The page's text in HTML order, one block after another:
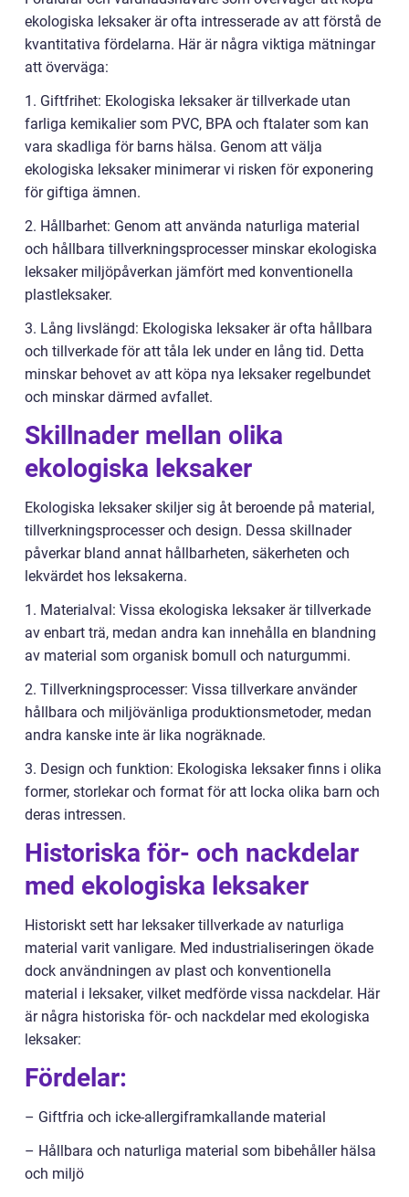
ekologiska leksaker är ofta intresserade av att förstå de
kvantitativa fördelarna. Här är några viktiga mätningar
att överväga:
1. Giftfrihet: Ekologiska leksaker är tillverkade utan
farliga kemikalier som PVC, BPA och ftalater som kan
vara skadliga för barns hälsa. Genom att välja
ekologiska leksaker minimerar vi risken för exponering
för giftiga ämnen.
2. Hållbarhet: Genom att använda naturliga material
och hållbara tillverkningsprocesser minskar ekologiska
leksaker miljöpåverkan jämfört med konventionella
plastleksaker.
3. Lång livslängd: Ekologiska leksaker är ofta hållbara
och tillverkade för att tåla lek under en lång tid. Detta
minskar behovet av att köpa nya leksaker regelbundet
och minskar därmed avfallet.
Skillnader mellan olika
ekologiska leksaker
Ekologiska leksaker skiljer sig åt beroende på material,
tillverkningsprocesser och design. Dessa skillnader
påverkar bland annat hållbarheten, säkerheten och
lekvärdet hos leksakerna.
1. Materialval: Vissa ekologiska leksaker är tillverkade
av enbart trä, medan andra kan innehålla en blandning
av material som organisk bomull och naturgummi.
2. Tillverkningsprocesser: Vissa tillverkare använder
hållbara och miljövänliga produktionsmetoder, medan
andra kanske inte är lika nogräknade.
3. Design och funktion: Ekologiska leksaker finns i olika
former, storlekar och format för att locka olika barn och
deras intressen.
Historiska för- och nackdelar
med ekologiska leksaker
Historiskt sett har leksaker tillverkade av naturliga
material varit vanligare. Med industrialiseringen ökade
dock användningen av plast och konventionella
material i leksaker, vilket medförde vissa nackdelar. Här
är några historiska för- och nackdelar med ekologiska
leksaker:
Fördelar:
– Giftfria och icke-allergiframkallande material
– Hållbara och naturliga material som bibehåller hälsa
och miljö